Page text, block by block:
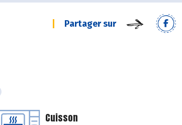
Partager sur
Cuisson